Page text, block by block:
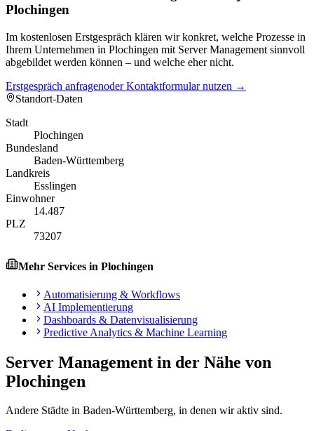
Plochingen
Im kostenlosen Erstgespräch klären wir konkret, welche Prozesse in
Ihrem Unternehmen in Plochingen mit Server Management sinnvoll
abgebildet werden können – und welche eher nicht.
Erstgespräch anfragenoder Kontaktformular nutzen →
Standort-Daten
Stadt
Plochingen
Bundesland
Baden-Württemberg
Landkreis
Esslingen
Einwohner
14.487
PLZ
73207
Mehr Services in Plochingen
Automatisierung & Workflows
AI Implementierung
Dashboards & Datenvisualisierung
Predictive Analytics & Machine Learning
Server Management in der Nähe von
Plochingen
Andere Städte in Baden-Württemberg, in denen wir aktiv sind.